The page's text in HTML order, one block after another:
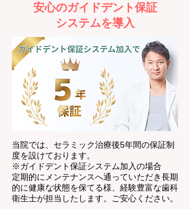
安心のガイドデント保証
システムを導入
当院では、セラミック治療後5年間の保証制
度を設けております。
※ガイドデント保証システム加入の場合
定期的にメンテナンスへ通っていただき長期
的に健康な状態を保てる様、経験豊富な歯科
衛生士が担当したします。ご安心ください。